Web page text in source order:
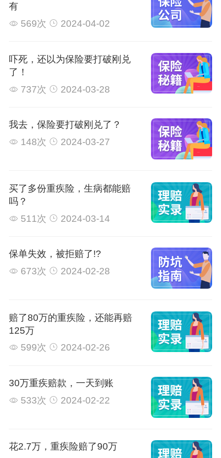
有
569次
2024-04-02
吓死，还以为保险要打破刚兑
了！
737次
2024-03-28
我去，保险要打破刚兑了？
148次
2024-03-27
买了多份重疾险，生病都能赔
吗？
511次
2024-03-14
保单失效，被拒赔了!?
673次
2024-02-28
赔了80万的重疾险，还能再赔
125万
599次
2024-02-26
30万重疾赔款，一天到账
533次
2024-02-22
花2.7万，重疾险赔了90万